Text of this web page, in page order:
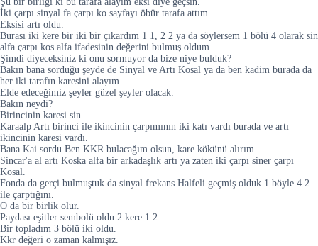
İki çarpı sinyal fa çarpı ko sayfayı öbür tarafa attım.
Eksisi artı oldu.
Burası iki kere bir iki bir çıkardım 1 1, 2 2 ya da söylersem 1 bölü 4 olarak sin
alfa çarpı kos alfa ifadesinin değerini bulmuş oldum.
Şimdi diyeceksiniz ki onu sormuyor da bize niye bulduk?
Bakın bana sorduğu şeyde de Sinyal ve Artı Kosal ya da ben kadim burada da
her iki tarafın karesini alayım.
Elde edeceğimiz şeyler güzel şeyler olacak.
Bakın neydi?
Birincinin karesi sin.
Karaalp Artı birinci ile ikincinin çarpımının iki katı vardı burada ve artı
ikincinin karesi vardı.
Bana Kai sordu Ben KKR bulacağım olsun, kare kökünü alırım.
Sincar'a al artı Koska alfa bir arkadaşlık artı ya zaten iki çarpı siner çarpı
Kosal.
Fonda da gerçi bulmuştuk da sinyal frekans Halfeli geçmiş olduk 1 böyle 4 2
ile çarptığını.
O da bir birlik olur.
Paydası eşitler sembolü oldu 2 kere 1 2.
Bir topladım 3 bölü iki oldu.
Kkr değeri o zaman kalmışız.